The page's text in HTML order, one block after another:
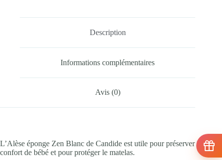
Description
Informations complémentaires
Avis (0)
L’Alèse éponge Zen Blanc de Candide est utile pour préserver le
confort de bébé et pour protéger le matelas.